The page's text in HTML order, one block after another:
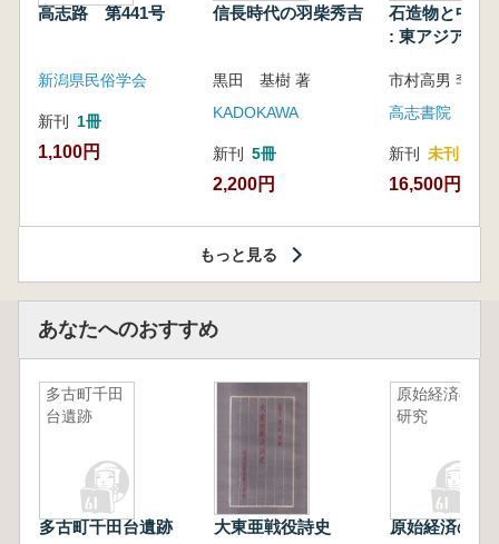
高志路 第441号
新潟県民俗学会
新刊 1冊
1,100円
信長時代の羽柴秀吉
黒田 基樹 著
KADOKAWA
新刊 5冊
2,200円
石造物と中世
: 東アジアと
高志書院
新刊 未刊
16,500円
もっと見る
あなたへのおすすめ
多古町千田
台遺跡
多古町千田台遺跡 大東亜戦役詩史
原始経済の
研究
原始経済の研